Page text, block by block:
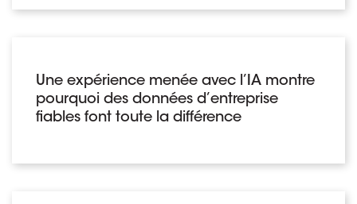
Une expérience menée avec l’IA montre
pourquoi des données d’entreprise
fiables font toute la différence